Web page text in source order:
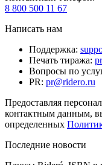
8 800 500 11 67
Написать нам
Поддержка:
Печать тиража:
Вопросы по
PR: pr@ridero.ru
Предоставляя
контактным данным,
определенных
Последние новости